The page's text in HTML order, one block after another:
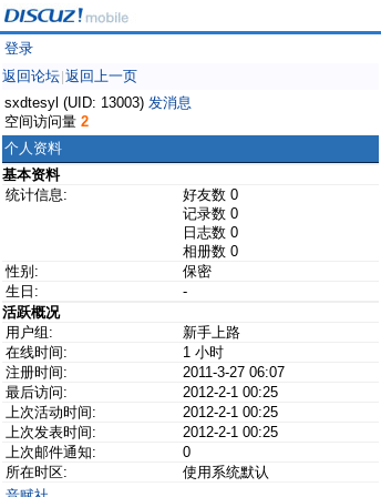
登录
返回论坛 返回上一页
sxdtesyl (UID: 13003) 发消息
空间访问量 2
个人资料
基本资料
统计信息:
好友数 0
记录数 0
日志数 0
相册数 0
性别:
保密
生日:
-
活跃概况
用户组:
新手上路
在线时间:
1 小时
注册时间:
2011-3-27 06:07
最后访问:
2012-2-1 00:25
上次活动时间:
2012-2-1 00:25
上次发表时间:
2012-2-1 00:25
上次邮件通知:
0
所在时区:
使用系统默认